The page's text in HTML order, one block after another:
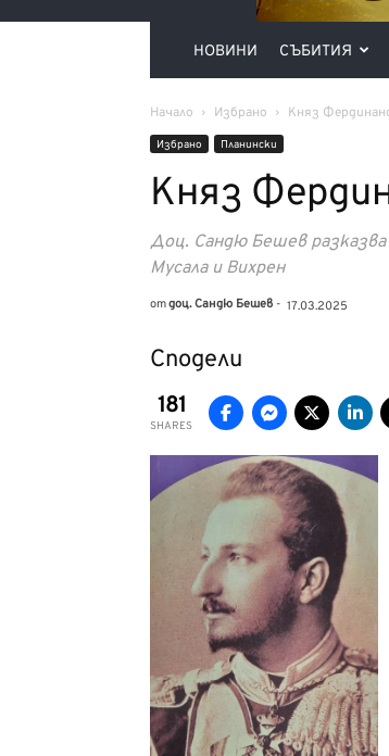
НОВИНИ СЪБИТИЯ
Начало Избрано Княз
Избрано Планински
Княз
Доц. Сандю Бешев
Мусала и Вихрен
отдоц. Сандю Бешев - 17.03.2025
Сподели
181
SHARES